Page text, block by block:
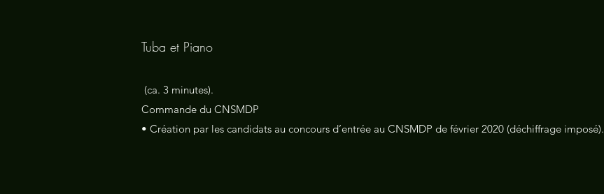
Tuba et Piano
(ca. 3 minutes).
Commande du CNSMDP
• Création par les candidats au concours d’entrée au CNSMDP de février 2020 (déchiffrage imposé).